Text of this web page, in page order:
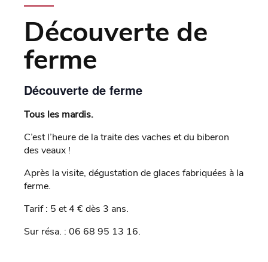
Découverte de
ferme
Découverte de ferme
Tous les mardis.
C’est l’heure de la traite des vaches et du biberon
des veaux !
Après la visite, dégustation de glaces fabriquées à la
ferme.
Tarif : 5 et 4 € dès 3 ans.
Sur résa. : 06 68 95 13 16.